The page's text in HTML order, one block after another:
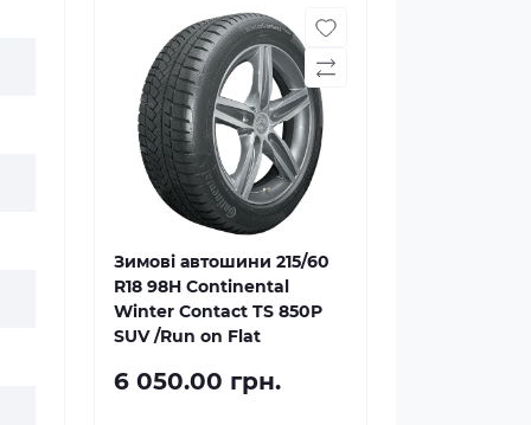
Зимові автошини 215/60
R18 98H Continental
Winter Contact TS 850P
SUV /Run on Flat
6 050.00 грн.